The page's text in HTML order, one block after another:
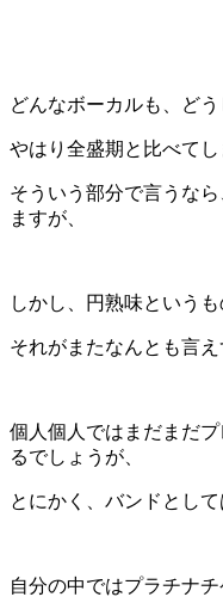
どんなボーカルも、ど
やはり全盛期と比べてし
そういう部分で言うな
ますが、
しかし、円熟味というも
それがまたなんとも言え
個人個人ではまだまだ
るでしょうが、
とにかく、バンドとして
自分の中ではプラチナチ